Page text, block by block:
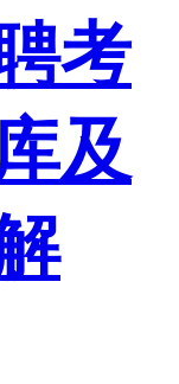
考
及